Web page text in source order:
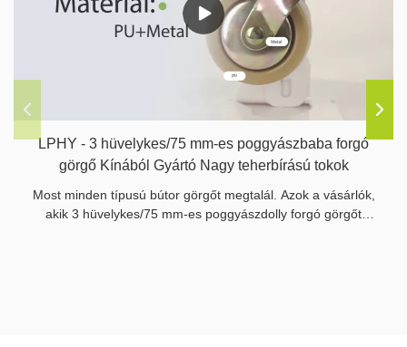
LPHY - 3 hüvelykes/75 mm-es poggyászbaba forgó
görgő Kínából Gyártó Nagy teherbírású tokok
Most minden típusú bútor görgőt megtalál. Azok a vásárlók,
akik 3 hüvelykes/75 mm-es poggyászdolly forgó görgőt